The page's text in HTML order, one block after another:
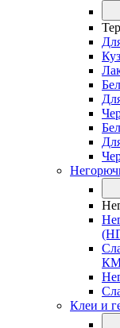
Клеи и